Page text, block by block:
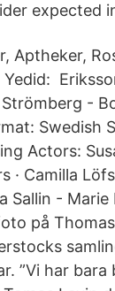
expected
Aptheker,
Yedid:
-
Swedish
Actors:
· Camilla
Sallin -
på
”Vi har